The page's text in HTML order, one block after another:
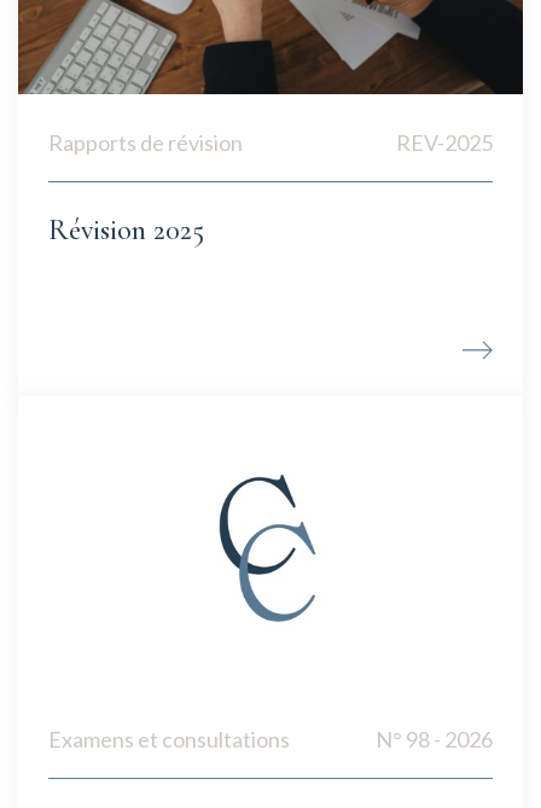
Rapports de révision REV-2025
Révision 2025
Examens et consultations N° 98 - 2026